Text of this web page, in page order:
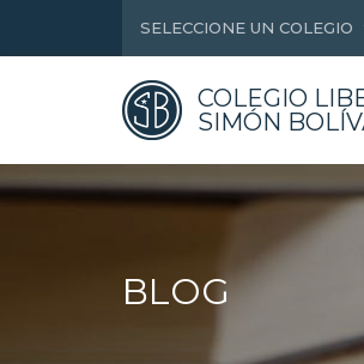
SELECCIONE UN COLEGIO
COLEGIO
SIMÓN
BLOG